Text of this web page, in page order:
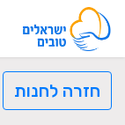
חזרה לחנות